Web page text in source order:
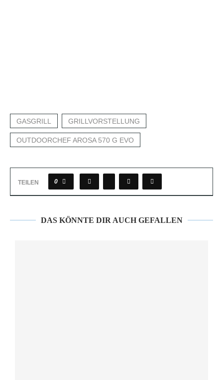
GASGRILL GRILLVORSTELLUNG
OUTDOORCHEF AROSA 570 G EVO
TEILEN 0
DAS KÖNNTE DIR AUCH GEFALLEN